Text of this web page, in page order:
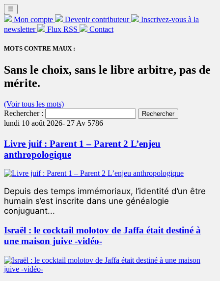
☰
Mon compte Devenir contributeur
Inscrivez-vous à la
newsletter
Flux RSS Contact
MOTS CONTRE MAUX :
Sans le choix, sans le libre arbitre, pas de
mérite.
(Voir tous les mots)
Rechercher :
lundi 10 août 2026- 27 Av 5786
Livre juif : Parent 1 – Parent 2 L’enjeu
anthropologique
Depuis des temps immémoriaux, l’identité d’un être
humain s’est inscrite dans une généalogie
conjuguant...
Israël : le cocktail molotov de Jaffa était destiné à
une maison juive -vidéo-